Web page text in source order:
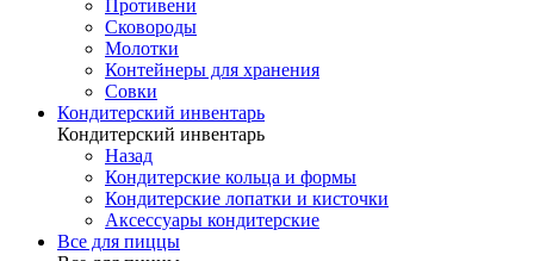
Противени
Сковороды
Молотки
Контейнеры для хранения
Совки
Кондитерский инвентарь
Кондитерский инвентарь
Назад
Кондитерские кольца и формы
Кондитерские лопатки и кисточки
Аксессуары кондитерские
Все для пиццы